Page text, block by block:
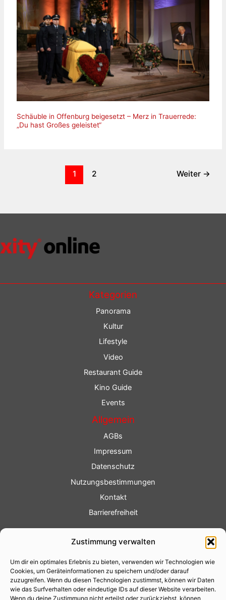
Zustimmung verwalten
Um dir ein optimales Erlebnis zu bieten, verwenden wir Technologien wie
Cookies, um Geräteinformationen zu speichern und/oder darauf
zuzugreifen. Wenn du diesen Technologien zustimmst, können wir Daten
wie das Surfverhalten oder eindeutige IDs auf dieser Website verarbeiten.
Wenn du deine Zustimmung nicht erteilst oder zurückziehst, können
Schäuble in Offenburg beigesetzt – Merz in Trauerrede:
„Du hast Großes geleistet“
1 2 Weiter →
Kategorien
Panorama
Kultur
Lifestyle
Video
Restaurant Guide
Kino Guide
Events
Allgemein
AGBs
Impressum
Datenschutz
Nutzungsbestimmungen
Kontakt
Barrierefreiheit
Fotoservice
Videoservice
Werbung
Contenterstellung